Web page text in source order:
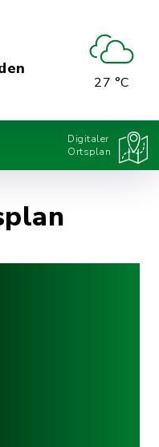
27 °C
Digitaler
Ortsplan